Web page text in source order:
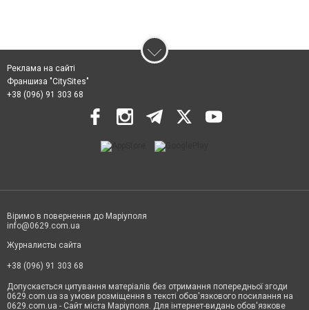
Реклама на сайті
Франшиза "CitySites"
+38 (096) 91 303 68
Віримо в повернення до Маріуполя
info@0629.com.ua
Журналисты сайта
+38 (096) 91 303 68
Допускається цитування матеріалів без отримання попередньої згоди
0629.com.ua за умови розміщення в тексті обов'язкового посилання на
0629.com.ua - Сайт міста Маріуполя. Для інтернет-видань обов'язкове